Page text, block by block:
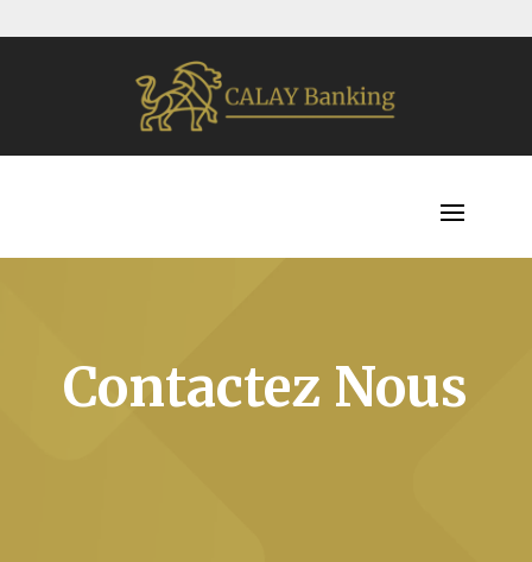
Contactez Nous